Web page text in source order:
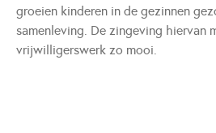
groeien kinderen in de gezinnen
samenleving. De zingeving hiervan
vrijwilligerswerk zo mooi.